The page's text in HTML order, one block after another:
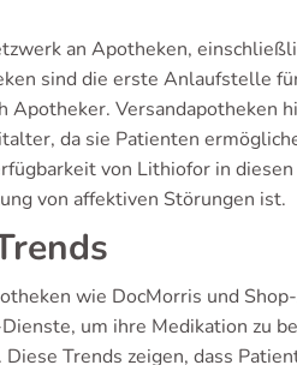
an Apotheken,
sind die erste Anlaufstelle
Versandapotheken
da sie Patienten
von Lithiofor in
von affektiven Störungen ist.
wie DocMorris und
um ihre Medikation zu
Trends zeigen, dass